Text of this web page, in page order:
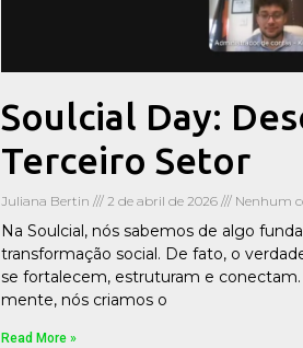
Soulcial Day:
Terceiro Setor
Juliana Bertin 2 de abril de 2026 Nenhum
Na Soulcial, nós sabemos de algo
transformação social. De fato, o
se fortalecem, estruturam e
mente, nós criamos o
Read More »